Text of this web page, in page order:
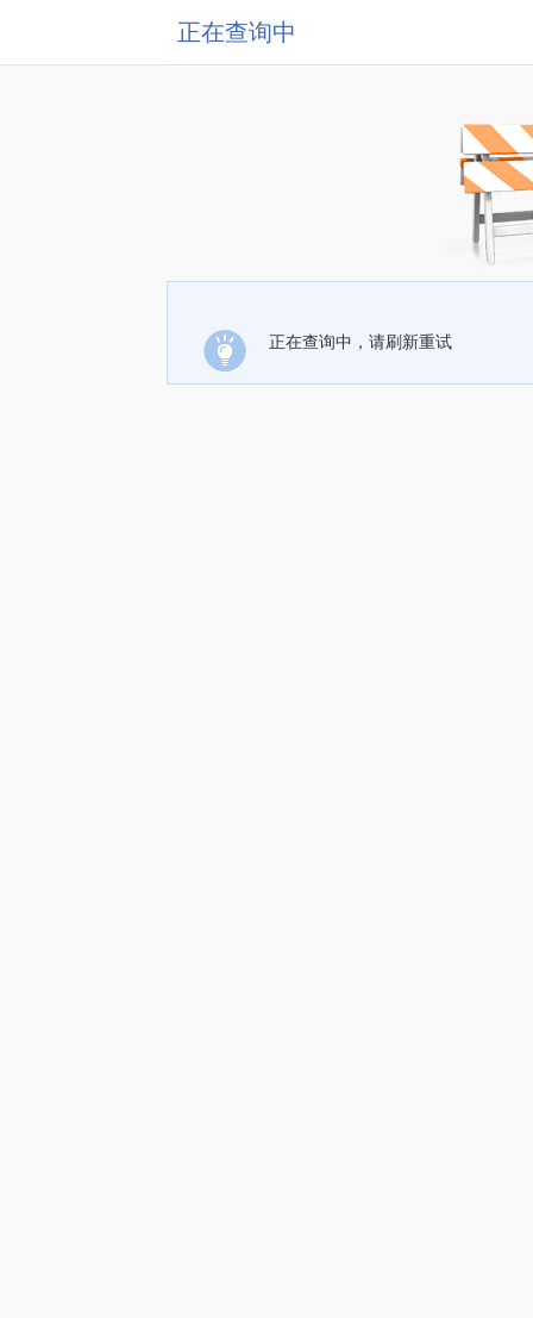
正在查询中
正在查询中，请刷新重试